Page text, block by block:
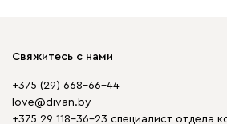
Свяжитесь с нами
+375 (29) 668-66-44
love@divan.by
+375 29 118-36-23 специалист отдела